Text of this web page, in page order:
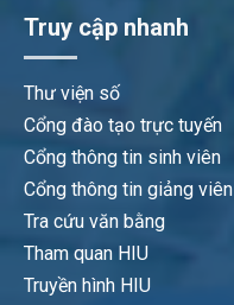
Truy cập nhanh
Thư viện số
Cổng đào tạo trực tuyến
Cổng thông tin sinh viên
Cổng thông tin giảng viên
Tra cứu văn bằng
Tham quan HIU
Truyền hình HIU